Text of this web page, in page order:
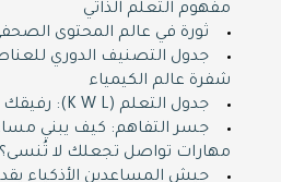
مفهوم التعلم الذاتي
ثورة في عالم المحتوى
جدول التصنيف الدوري
شفرة عالم الكيمياء
جدول التعلم (K W L): رفيقك الذكي في رحلة المعرفة
جسر التفاهم: كيف يبني
مهارات تواصل تجعلك لا تُنسى؟
جيش المساعدين الأذكياء